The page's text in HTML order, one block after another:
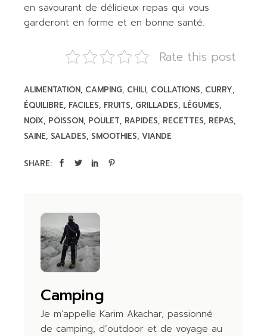
en savourant de délicieux repas qui vous
garderont en forme et en bonne santé.
Rate this post
ALIMENTATION CAMPING CHILI COLLATIONS CURRY
ÉQUILIBRE FACILES FRUITS GRILLADES LÉGUMES
NOIX POISSON POULET RAPIDES RECETTES REPAS
SAINE SALADES SMOOTHIES VIANDE
SHARE:
Camping
Je m’appelle Karim Akachar, passionné
de camping, d’outdoor et de voyage au